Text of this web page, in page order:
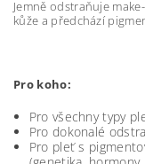
Jemně odstraňuje
kůže a předchází
Pro koho:
Pro všechny typy
Pro dokonalé
Pro pleť s